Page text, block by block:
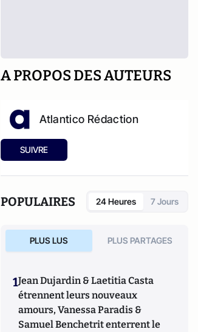
A PROPOS DES AUTEURS
Atlantico Rédaction
SUIVRE
POPULAIRES 24 Heures 7 Jours
PLUS LUS PLUS PARTAGES
1Jean Dujardin & Laetitia Casta
étrennent leurs nouveaux
amours, Vanessa Paradis &
Samuel Benchetrit enterrent le